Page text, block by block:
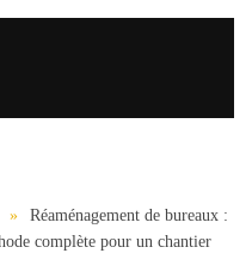
Réaménagement de bureaux :
complète pour un chantier